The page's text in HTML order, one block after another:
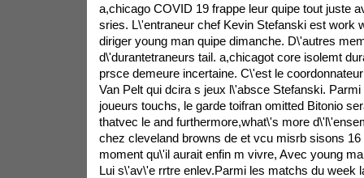
a,chicago COVID 19 frappe leur quipe tout juste
sries. L\'entraneur chef Kevin Stefanski est work
diriger young man quipe dimanche. D\'autres
d\'durantetraneurs tail. a,chicagot core isolemt
prsce demeure incertaine. C\'est le
Van Pelt qui dcira s jeux l\'absce Stefanski.
joueurs touchs, le garde toifran omitted Bitonio
thatvec le and furthermore,what\'s more
chez cleveland browns de et vcu misrb sisons 16
moment qu\'il aurait enfin m vivre, Avec young
Lui s\'av\'e rrtre enlev.Parmi les matchs du week